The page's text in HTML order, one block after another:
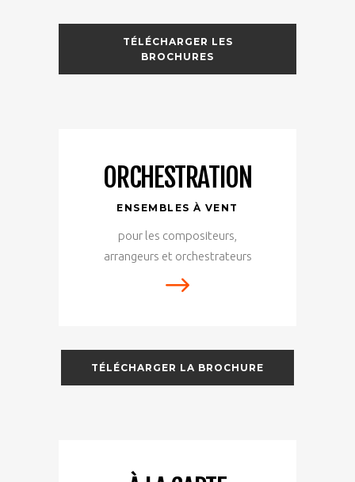
TÉLÉCHARGER LES
BROCHURES
ORCHESTRATION
ENSEMBLES À VENT
pour les compositeurs,
arrangeurs et orchestrateurs
TÉLÉCHARGER LA BROCHURE